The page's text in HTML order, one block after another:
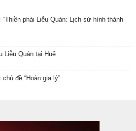
phái Liễu Quán: Lịch sử hình thành
Liễu Quán tại Huế
đề “Hoàn gia lý”